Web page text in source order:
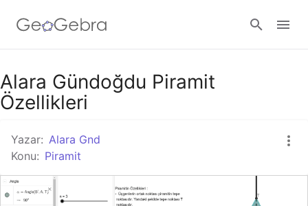
Google Classroom
Giriş yap
Alara Gündoğdu Piramit
Özellikleri
Yazar: Alara Gnd
Konu: Piramit